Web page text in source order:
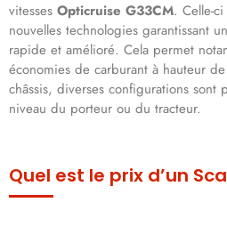
vitesses Opticruise G33CM. Celle-
nouvelles technologies garantissant
rapide et amélioré. Cela permet
économies de carburant à hauteur de
châssis, diverses configurations sont
niveau du porteur ou du tracteur.
Quel est le prix d’un